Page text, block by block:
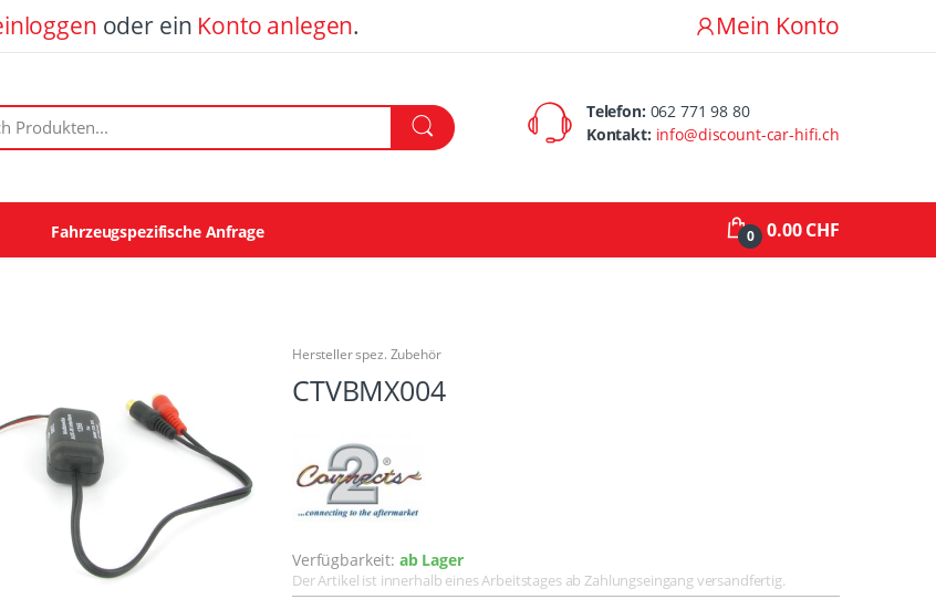
oder ein Konto anlegen. Mein Konto
Telefon: 062 771 98 80
Kontakt: info@discount-car-hifi.ch
Fahrzeugspezifische Anfrage 0 0.00 CHF
Hersteller spez. Zubehör
CTVBMX004
Verfügbarkeit: ab Lager
Der Artikel ist innerhalb eines Arbeitstages ab Zahlungseingang versandfertig.